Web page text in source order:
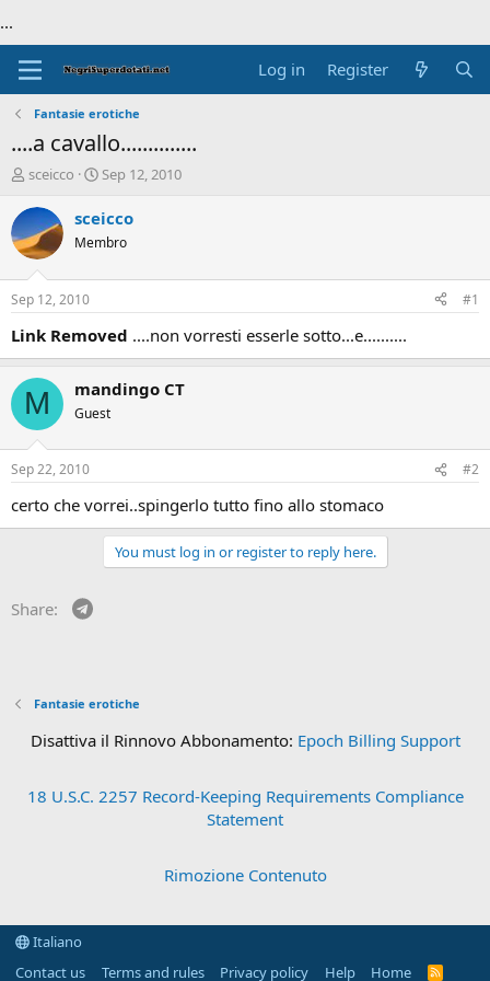
...
Log in Register
Fantasie erotiche
....a cavallo..............
T
r
e
a
d
t
a
e
r
sceicco
S
a
t
t
e
Sep 12, 2010
sceicco
Membro
Sep 12, 2010 #1
Link Removed ....non vorresti esserle sotto...e..........
M mandingo CT
Guest
Sep 22, 2010 #2
certo che vorrei..spingerlo tutto fino allo stomaco
You must log in or register to reply here.
Share:
Fantasie erotiche
Disattiva il Rinnovo Abbonamento: Epoch Billing Support
18 U.S.C. 2257 Record-Keeping Requirements Compliance
Statement
Rimozione Contenuto
Italiano
Contact us
Terms and rules Privacy policy Help Home
R